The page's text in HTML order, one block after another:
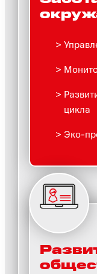
цикла
Эко-